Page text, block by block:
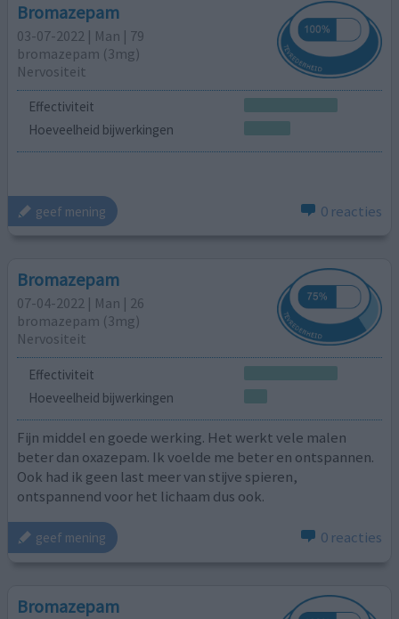
Bromazepam
03-07-2022 | Man | 79
bromazepam (3mg)
Nervositeit
Effectiviteit
Hoeveelheid bijwerkingen
geef mening 0 reacties
Bromazepam
07-04-2022 | Man | 26
bromazepam (3mg)
Nervositeit
Effectiviteit
Hoeveelheid bijwerkingen
Fijn middel en goede werking. Het werkt vele malen
beter dan oxazepam. Ik voelde me beter en ontspannen.
Ook had ik geen last meer van stijve spieren,
ontspannend voor het lichaam dus ook.
geef mening 0 reacties
Bromazepam